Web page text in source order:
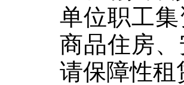
单位职工
商品住房
请保障性租